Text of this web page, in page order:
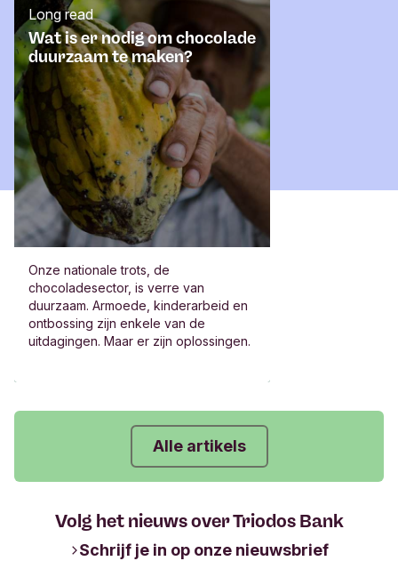
Wat is er nodig om chocolade
duurzaam te maken?
Long read
Onze nationale trots, de
chocoladesector, is verre van
duurzaam. Armoede, kinderarbeid en
ontbossing zijn enkele van de
uitdagingen. Maar er zijn oplossingen.
Alle artikels
Volg het nieuws over Triodos Bank
Schrijf je in op onze nieuwsbrief